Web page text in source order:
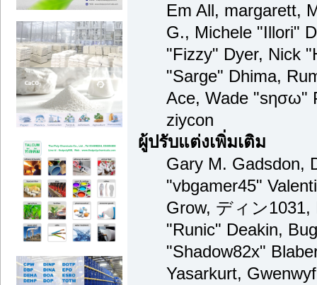
Em All, margarett,
G., Michele "Illori"
"Fizzy" Dyer, Nick
"Sarge" Dhima,
Ace, Wade "sησω"
ziycon
ผู้ปรับแต่งเพิ่มเติม
Gary M. Gadsdon,
"vbgamer45"
Grow, ディン1031,
"Runic" Deakin,
"Shadow82x"
Yasarkurt,